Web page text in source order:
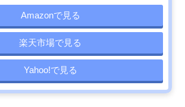
Amazonで見る
楽天市場で見る
Yahoo!で見る